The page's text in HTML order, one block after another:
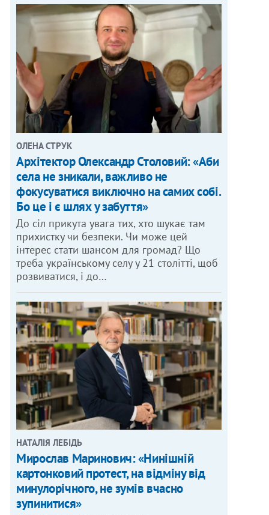
ОЛЕНА СТРУК
Архітектор Олександр Столовий: «Аби
села не зникали, важливо не
фокусуватися виключно на самих собі.
Бо це і є шлях у забуття»
До сіл прикута увага тих, хто шукає там
прихистку чи безпеки. Чи може цей
інтерес стати шансом для громад? Що
треба українському селу у 21 столітті, щоб
розвиватися, і до…
НАТАЛІЯ ЛЕБІДЬ
Мирослав Маринович: «Нинішній
картонковий протест, на відміну від
минулорічного, не зумів вчасно
зупинитися»